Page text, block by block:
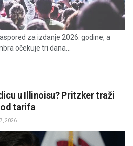
za izdanje 2026. godine, a
očekuje tri dana...
u Illinoisu? Pritzker traži
tarifa
2026